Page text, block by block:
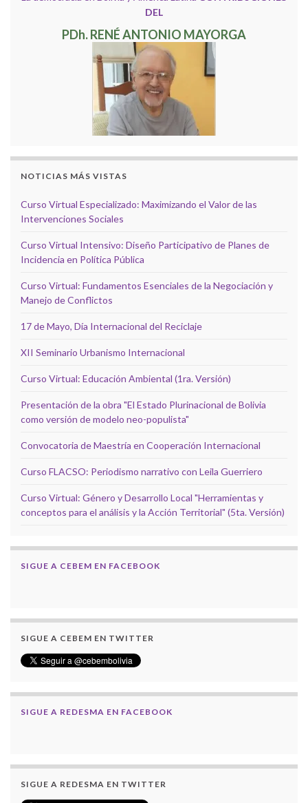
DEL
PDh. RENÉ ANTONIO MAYORGA
NOTICIAS MÁS VISTAS
Curso Virtual Especializado: Maximizando el Valor de las
Intervenciones Sociales
Curso Virtual Intensivo: Diseño Participativo de Planes de
Incidencia en Política Pública
Curso Virtual: Fundamentos Esenciales de la Negociación y
Manejo de Conflictos
17 de Mayo, Día Internacional del Reciclaje
XII Seminario Urbanismo Internacional
Curso Virtual: Educación Ambiental (1ra. Versión)
Presentación de la obra "El Estado Plurinacional de Bolivia
como versión de modelo neo-populista"
Convocatoria de Maestría en Cooperación Internacional
Curso FLACSO: Periodismo narrativo con Leila Guerriero
Curso Virtual: Género y Desarrollo Local "Herramientas y
conceptos para el análisis y la Acción Territorial" (5ta. Versión)
SIGUE A CEBEM EN FACEBOOK
SIGUE A CEBEM EN TWITTER
SIGUE A REDESMA EN FACEBOOK
SIGUE A REDESMA EN TWITTER